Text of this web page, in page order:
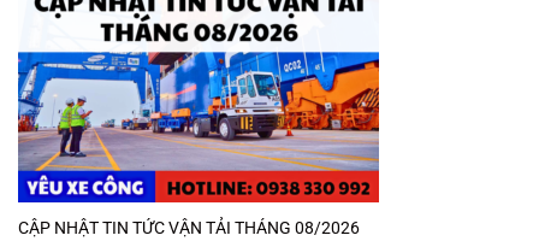
CẬP NHẬT TIN TỨC VẬN TẢI THÁNG 08/2026